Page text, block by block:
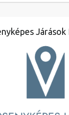
Járások